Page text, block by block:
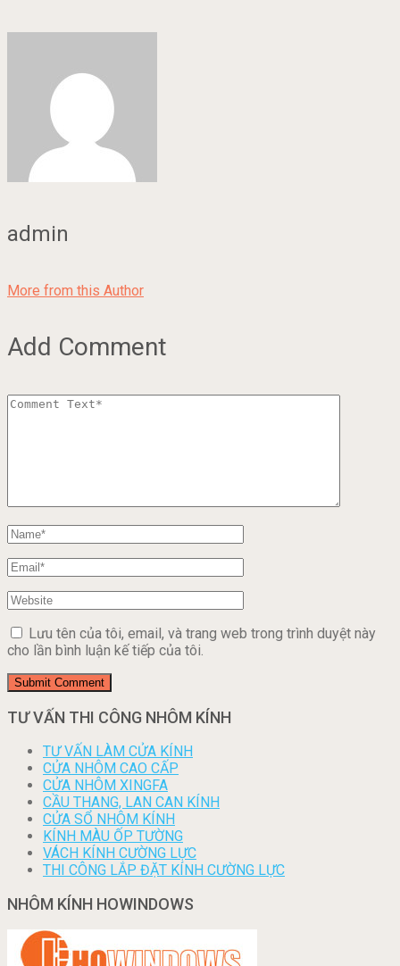
admin
More from this Author
Add Comment
Lưu tên của tôi, email, và trang web trong trình duyệt này
cho lần bình luận kế tiếp của tôi.
TƯ VẤN THI CÔNG NHÔM KÍNH
TƯ VẤN LÀM CỬA KÍNH
CỬA NHÔM CAO CẤP
CỬA NHÔM XINGFA
CẦU THANG, LAN CAN KÍNH
CỬA SỔ NHÔM KÍNH
KÍNH MÀU ỐP TƯỜNG
VÁCH KÍNH CƯỜNG LỰC
THI CÔNG LẮP ĐẶT KÍNH CƯỜNG LỰC
NHÔM KÍNH HOWINDOWS